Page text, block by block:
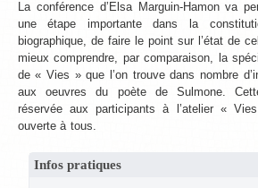
La conférence d’Elsa Marguin-Hamon va
une étape importante dans la
biographique, de faire le point sur l’état de
mieux comprendre, par comparaison, la
de « Vies » que l’on trouve dans nombre
aux oeuvres du poète de Sulmone.
réservée aux participants à l’atelier «
ouverte à tous.
Infos pratiques